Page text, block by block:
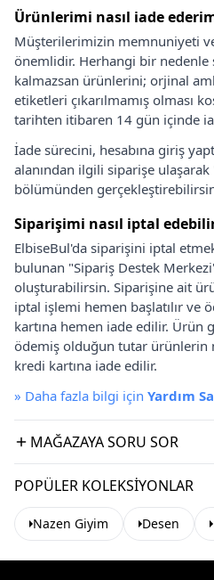
Ürünlerimi nasıl iade
Müşterilerimizin memnuniyeti
önemlidir. Herhangi bir
kalmazsan ürünlerini; orjinal
etiketleri çıkarılmamış olması
tarihten itibaren 14 gün içinde
İade sürecini, hesabına giriş
alanından ilgili siparişe
bölümünden
Siparişimi nasıl iptal
ElbiseBul'da siparişini iptal
bulunan "Sipariş Destek
oluşturabilirsin. Siparişine ait
iptal işlemi hemen başlatılır ve
kartına hemen iade edilir. Ürün
ödemiş olduğun tutar ürünlerin
kredi kartına iade edilir.
» Daha fazla bilgi için Yardım
MAĞAZAYA SORU SOR
POPÜLER KOLEKSIYONLAR
Nazen Giyim Desen